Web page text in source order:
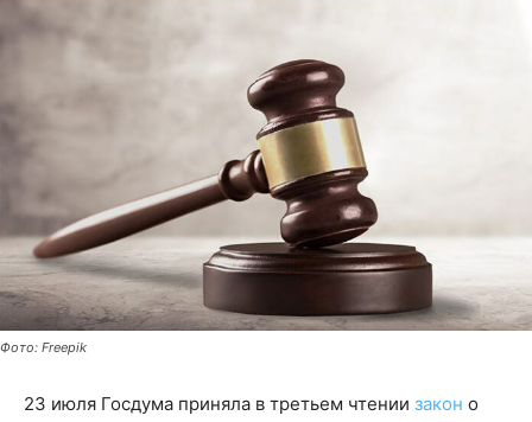
Фото: Freepik
23 июля Госдума приняла в третьем чтении закон о